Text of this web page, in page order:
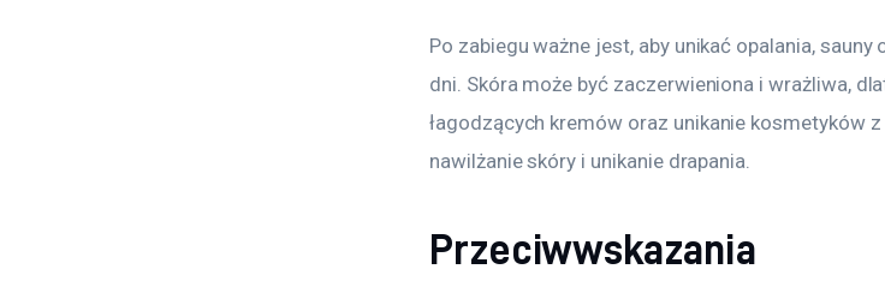
Po zabiegu ważne jest, aby unikać opalania,
dni. Skóra może być zaczerwieniona i wrażliwa,
łagodzących kremów oraz unikanie kosmetyków
nawilżanie skóry i unikanie drapania.
Przeciwwskazania